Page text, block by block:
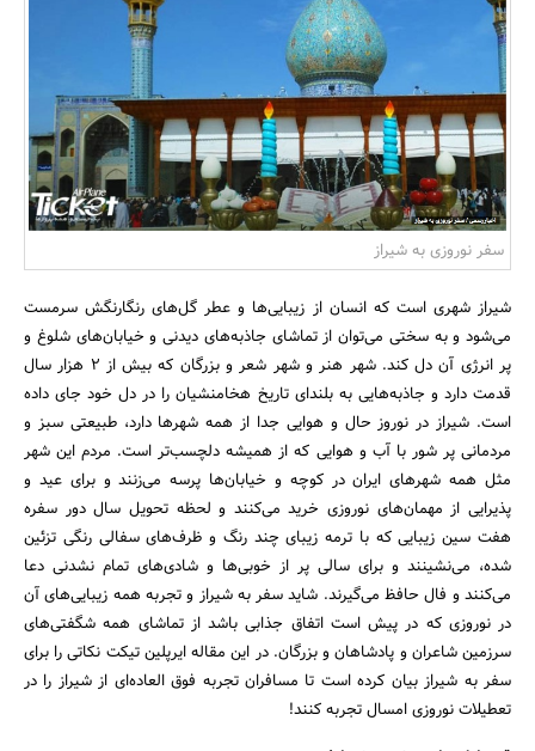
بانک، بیمه و سرمایه
مسکن و ساختمان
سفر نوروزی به شیراز
شیراز شهری است که انسان از زیبایی‌ها و عطر گل‌های رنگارنگش سرمست
می‌شود و به سختی می‌توان از تماشای جاذبه‌های دیدنی و خیابان‌های شلوغ و
پر انرژی آن دل کند. شهر هنر و شهر شعر و بزرگان که بیش از 2 هزار سال
قدمت دارد و جاذبه‌هایی به بلندای تاریخ هخامنشیان را در دل خود جای داده
است. شیراز در نوروز حال و هوایی جدا از همه شهرها دارد، طبیعتی سبز و
مردمانی پر شور با آب و هوایی که از همیشه دلچسب‌تر است. مردم این شهر
مثل همه شهرهای ایران در کوچه و خیابان‌ها پرسه می‌زنند و برای عید و
پذیرایی از مهمان‌های نوروزی خرید می‌کنند و لحظه تحویل سال دور سفره
هفت سین زیبایی که با ترمه زیبای چند رنگ و ظرف‌های سفالی رنگی تزئین
شده، می‌نشینند و برای سالی پر از خوبی‌ها و شادی‌های تمام نشدنی دعا
می‌کنند و فال حافظ می‌گیرند. شاید سفر به شیراز و تجربه همه زیبایی‌های آن
در نوروزی که در پیش است اتفاق جذابی باشد از تماشای همه شگفتی‌های
سرزمین شاعران و پادشاهان و بزرگان. در این مقاله ایرپلین تیکت نکاتی را برای
سفر به شیراز بیان کرده است تا مسافران تجربه فوق العاده‌ای از شیراز را در
تعطیلات نوروزی امسال تجربه کنند!